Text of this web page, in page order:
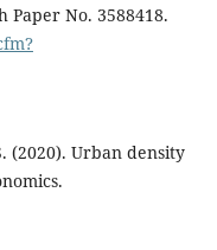
Paper No. 3588418.
(2020). Urban density